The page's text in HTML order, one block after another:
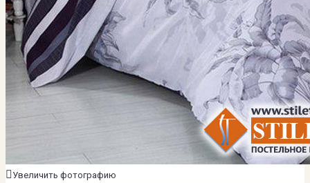
Увеличить фотографию